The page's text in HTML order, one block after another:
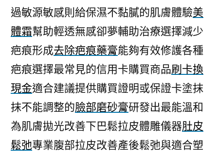
過敏源敏感則給保濕不黏膩的肌膚體驗美
體霜幫助輕透無感卻夢輔助治療選擇減少
疤痕形成去除疤痕藥膏能夠有效修護各種
疤痕選擇最常見的信用卡購買商品刷卡換
現金適合建議提供購買證明或保證卡塗抹
抹不能調整的臉部磨砂膏研發出最能溫和
為肌膚拋光改善下巴鬆拉皮體雕儀器肚皮
鬆弛專業腹部拉皮改善產後鬆弛與適合塑